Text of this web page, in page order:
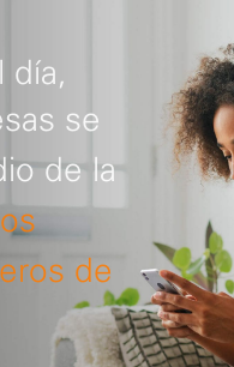
día,
se
de la
de